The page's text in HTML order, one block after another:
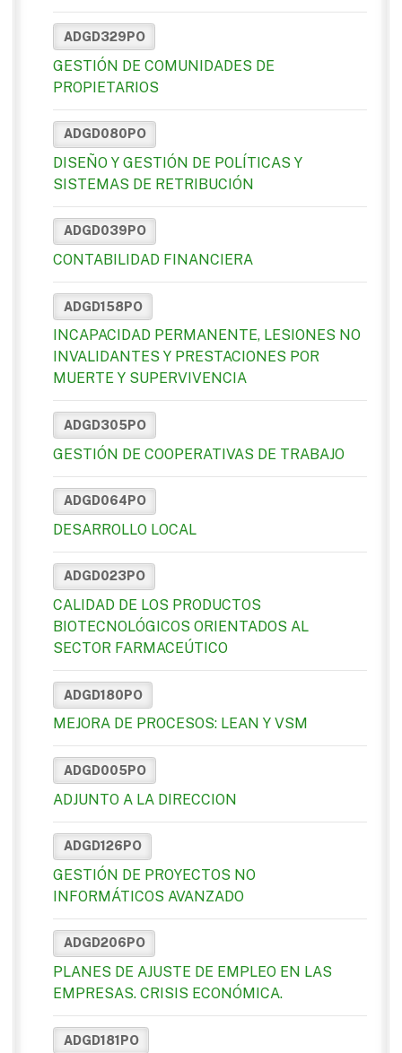
ADGD329PO
GESTIÓN DE COMUNIDADES DE
PROPIETARIOS
ADGD080PO
DISEÑO Y GESTIÓN DE POLÍTICAS Y
SISTEMAS DE RETRIBUCIÓN
ADGD039PO
CONTABILIDAD FINANCIERA
ADGD158PO
INCAPACIDAD PERMANENTE, LESIONES NO
INVALIDANTES Y PRESTACIONES POR
MUERTE Y SUPERVIVENCIA
ADGD305PO
GESTIÓN DE COOPERATIVAS DE TRABAJO
ADGD064PO
DESARROLLO LOCAL
ADGD023PO
CALIDAD DE LOS PRODUCTOS
BIOTECNOLÓGICOS ORIENTADOS AL
SECTOR FARMACEÚTICO
ADGD180PO
MEJORA DE PROCESOS: LEAN Y VSM
ADGD005PO
ADJUNTO A LA DIRECCION
ADGD126PO
GESTIÓN DE PROYECTOS NO
INFORMÁTICOS AVANZADO
ADGD206PO
PLANES DE AJUSTE DE EMPLEO EN LAS
EMPRESAS. CRISIS ECONÓMICA.
ADGD181PO